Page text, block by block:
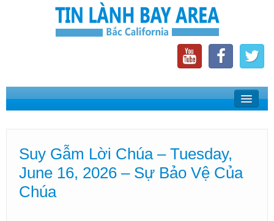
Home
Phát Thanh Tin Lành Bay Area
Các Hội Thánh Bắc California
Suy Gẫm Lời Chúa – Tuesday,
June 16, 2026 – Sự Bảo Vệ Của
Chúa